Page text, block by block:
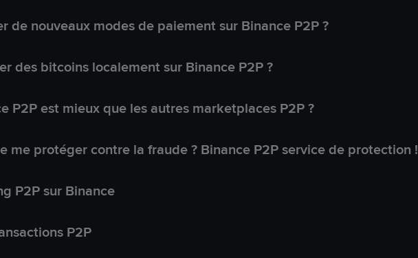
de nouveaux modes de paiement sur Binance P2P ?
des bitcoins localement sur Binance P2P ?
P2P est mieux que les autres marketplaces P2P ?
me protéger contre la fraude ? Binance P2P service de protection !
P2P sur Binance
P2P